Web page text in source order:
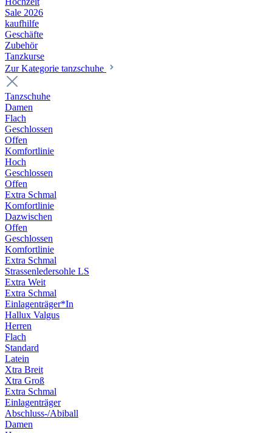
Sale 2026
kaufhilfe
Geschäfte
Zubehör
Tanzkurse
Zur Kategorie tanzschuhe
Tanzschuhe
Damen
Flach
Geschlossen
Offen
Komfortlinie
Hoch
Geschlossen
Offen
Extra Schmal
Komfortlinie
Dazwischen
Offen
Geschlossen
Komfortlinie
Extra Schmal
Strassenledersohle LS
Extra Weit
Extra Schmal
Einlagenträger*In
Hallux Valgus
Herren
Flach
Standard
Latein
Xtra Breit
Xtra Groß
Extra Schmal
Einlagenträger
Abschluss-/Abiball
Damen